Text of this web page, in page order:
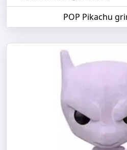
POP Pikachu